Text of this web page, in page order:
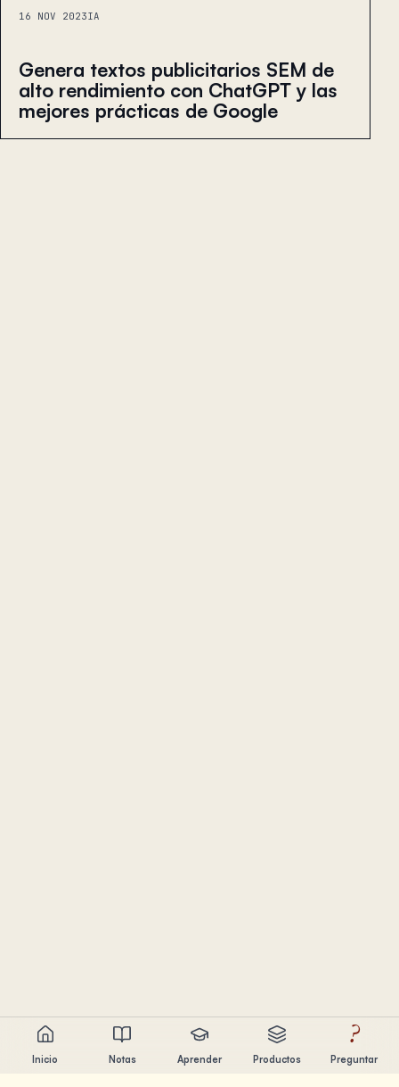
16 NOV 2023IA
Genera textos publicitarios SEM de
alto rendimiento con ChatGPT y las
mejores prácticas de Google
Inicio Notas Aprender Productos
?
Preguntar